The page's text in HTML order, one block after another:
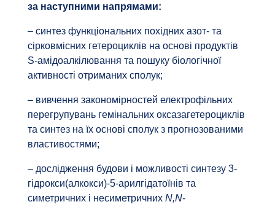
за наступними напрямами:
– синтез функціональних похідних азот- та
сірковмісних гетероциклів на основі продуктів
S-амідоалкілювання та пошуку біологічної
активності отриманих сполук;
– вивчення закономірностей електрофільних
перегрупувань гемінальних оксазагетероциклів
та синтез на їх основі сполук з прогнозованими
властивостями;
– дослідження будови і можливості синтезу 3-
гідрокси(алкокси)-5-арилгідатоїнів та
симетричних і несиметричних N,N-